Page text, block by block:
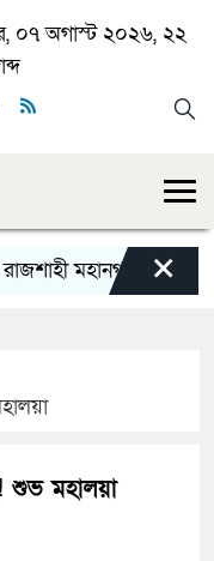
০৭ অগাস্ট ২০২৬, ২২
মহানগর বিএনপির
×
শুভ মহালয়া